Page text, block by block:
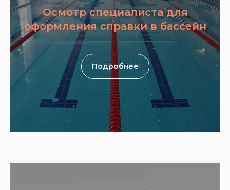
Осмотр специалиста для
оформления справки в бассейн
Подробнее